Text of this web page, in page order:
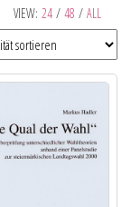
VIEW: 24 / 48 / ALL